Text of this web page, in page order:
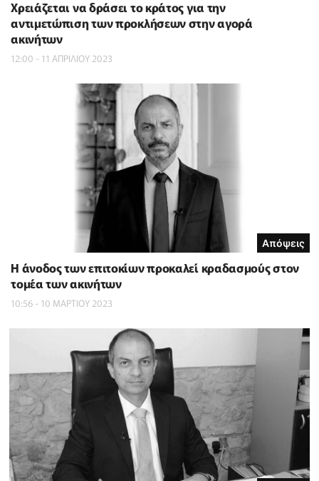
Χρειάζεται να δράσει το κράτος για την
αντιμετώπιση των προκλήσεων στην αγορά
ακινήτων
12:00 - 11 ΑΠΡΙΛΙΟΥ 2023
Απόψεις
Η άνοδος των επιτοκίων προκαλεί κραδασμούς στον
τομέα των ακινήτων
10:56 - 10 ΜΑΡΤΙΟΥ 2023